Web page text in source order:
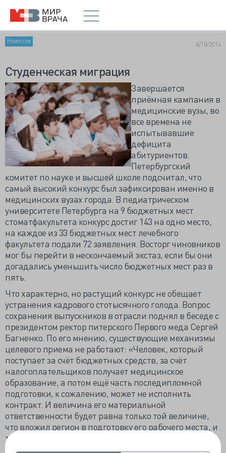
Новости 8/18/2014
Студенческая миграция
Завершается
приёмная кампания в
медицинские вузы, во
все времена не
испытывавшие
дефицита
абитуриентов.
Петербургский
комитет по науке и высшей школе подсчитал, что
самый высокий конкурс был зафиксирован именно в
медицинских вузах города. В педиатрическом
университете Петербурга на 9 бюджетных мест
стоматфакультета конкурс достиг 143 на одно место,
на каждое из 33 бюджетных мест лечебного
факультета подали 72 заявления. Восторг чиновников
мог бы перейти в нескончаемый экстаз, если бы они
догадались уменьшить число бюджетных мест раз в
пять.
Что характерно, но растущий конкурс не обещает
устранения кадрового стотысячного голода. Вопрос
сохранения выпускников в отрасли поднял в беседе с
президентом ректор питерского Первого меда Сергей
Багненко. По его мнению, существующие механизмы
целевого приема не работают: «Человек, который
поступает за счёт бюджетных средств, за счёт
налогоплательщиков получает медицинское
образование, а потом ещё часть последипломной
подготовки, к сожалению, может не исполнить
контракт. И величина его материальной
ответственности будет равна только той величине,
что вложил регион в подготовку его рабочего места, и
так далее».